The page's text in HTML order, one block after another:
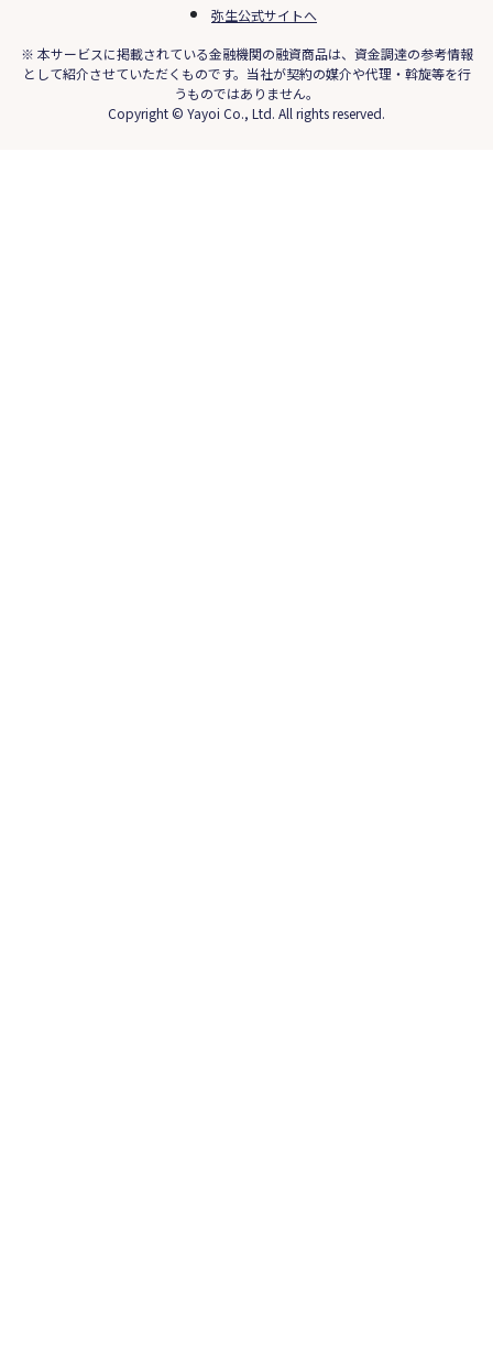
弥生公式サイトへ
※ 本サービスに掲載されている金融機関の融資商品は、資金調達の参考情報
として紹介させていただくものです。当社が契約の媒介や代理・斡旋等を行
うものではありません。
Copyright © Yayoi Co., Ltd. All rights reserved.